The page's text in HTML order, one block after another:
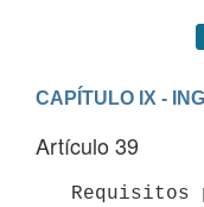
CAPÍTULO IX -
Artículo 39